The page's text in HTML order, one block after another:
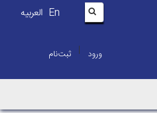
En العربیه
ورود | ثبت‌نام